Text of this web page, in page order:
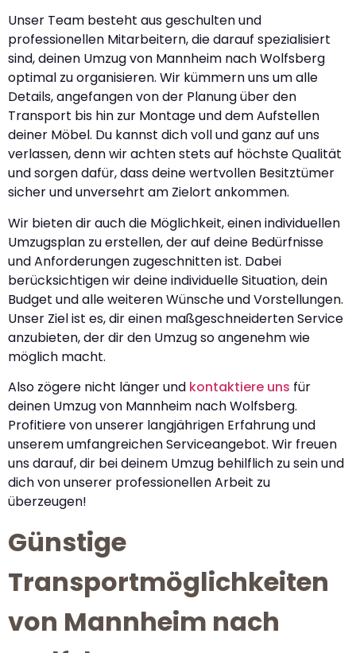
Unser Team besteht aus geschulten und
professionellen Mitarbeitern, die darauf spezialisiert
sind, deinen Umzug von Mannheim nach Wolfsberg
optimal zu organisieren. Wir kümmern uns um alle
Details, angefangen von der Planung über den
Transport bis hin zur Montage und dem Aufstellen
deiner Möbel. Du kannst dich voll und ganz auf uns
verlassen, denn wir achten stets auf höchste Qualität
und sorgen dafür, dass deine wertvollen Besitztümer
sicher und unversehrt am Zielort ankommen.
Wir bieten dir auch die Möglichkeit, einen individuellen
Umzugsplan zu erstellen, der auf deine Bedürfnisse
und Anforderungen zugeschnitten ist. Dabei
berücksichtigen wir deine individuelle Situation, dein
Budget und alle weiteren Wünsche und Vorstellungen.
Unser Ziel ist es, dir einen maßgeschneiderten Service
anzubieten, der dir den Umzug so angenehm wie
möglich macht.
Also zögere nicht länger und kontaktiere uns für
deinen Umzug von Mannheim nach Wolfsberg.
Profitiere von unserer langjährigen Erfahrung und
unserem umfangreichen Serviceangebot. Wir freuen
uns darauf, dir bei deinem Umzug behilflich zu sein und
dich von unserer professionellen Arbeit zu
überzeugen!
Günstige
Transportmöglichkeiten
von Mannheim nach